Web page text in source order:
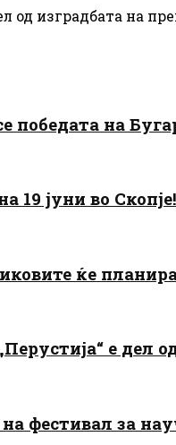
од изградбата на
победата на
19 јуни во Скопје!
ќе
е дел
на фестивал за